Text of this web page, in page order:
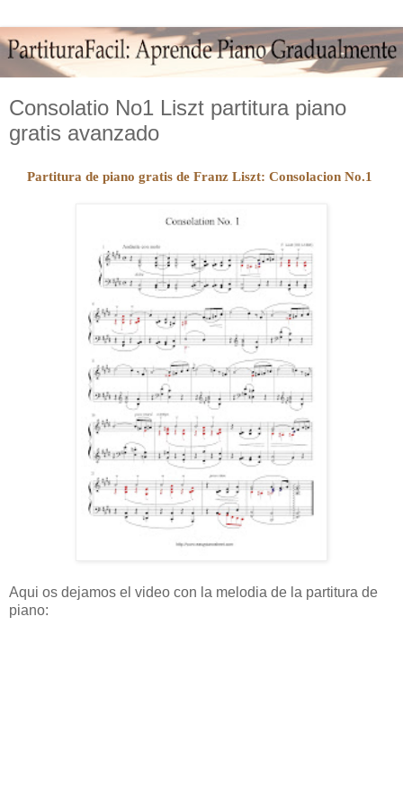
Consolatio No1 Liszt partitura piano
gratis avanzado
Partitura de piano gratis de Franz Liszt: Consolacion No.1
Aqui os dejamos el video con la melodia de la partitura de
piano: